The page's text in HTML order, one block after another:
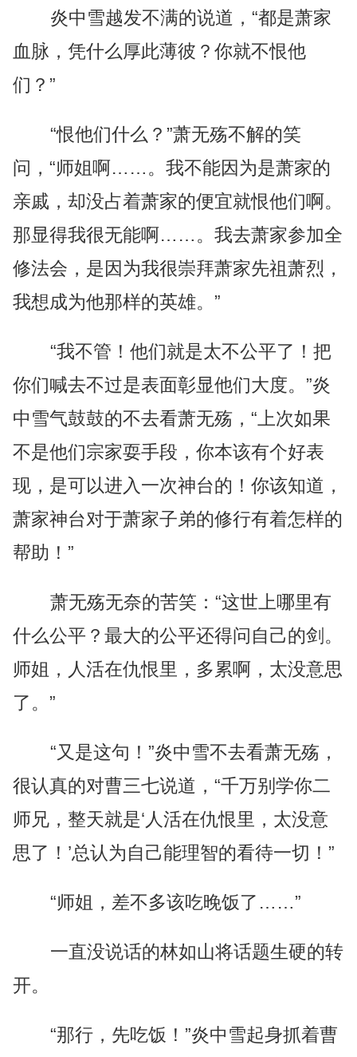
炎中雪越发不满的说道，“都是萧家
血脉，凭什么厚此薄彼？你就不恨他
们？”
“恨他们什么？”萧无殇不解的笑
问，“师姐啊……。我不能因为是萧家的
亲戚，却没占着萧家的便宜就恨他们啊。
那显得我很无能啊……。我去萧家参加全
修法会，是因为我很崇拜萧家先祖萧烈，
我想成为他那样的英雄。”
“我不管！他们就是太不公平了！把
你们喊去不过是表面彰显他们大度。”炎
中雪气鼓鼓的不去看萧无殇，“上次如果
不是他们宗家耍手段，你本该有个好表
现，是可以进入一次神台的！你该知道，
萧家神台对于萧家子弟的修行有着怎样的
帮助！”
萧无殇无奈的苦笑：“这世上哪里有
什么公平？最大的公平还得问自己的剑。
师姐，人活在仇恨里，多累啊，太没意思
了。”
“又是这句！”炎中雪不去看萧无殇，
很认真的对曹三七说道，“千万别学你二
师兄，整天就是‘人活在仇恨里，太没意
思了！’总认为自己能理智的看待一切！”
“师姐，差不多该吃晚饭了……”
一直没说话的林如山将话题生硬的转
开。
“那行，先吃饭！”炎中雪起身抓着曹